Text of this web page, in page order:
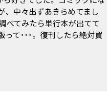
、中々出ずあきらめてまし
べてみたら単行本が出てて
て･･･。復刊したら絶対買